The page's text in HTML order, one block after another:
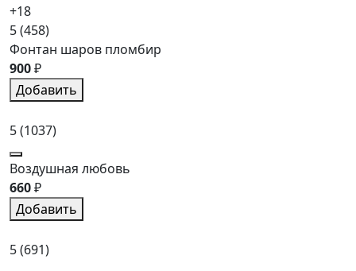
+18
5(458)
Фонтан шаров пломбир
900₽
Добавить
5(1037)
Воздушная любовь
660₽
Добавить
5(691)